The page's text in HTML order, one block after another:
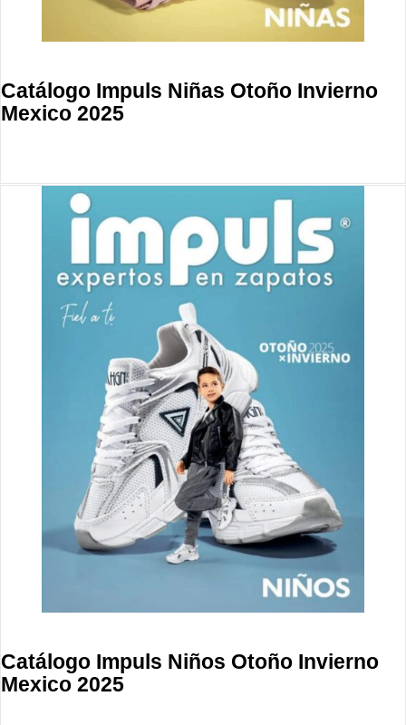
Catálogo Impuls Niñas Otoño Invierno
Mexico 2025
Catálogo Impuls Niños Otoño Invierno
Mexico 2025